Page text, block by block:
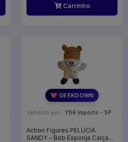
Carrinho
💖 GEEKDOWN
Vendido por: YBR Imports - SP
Action Figures PELÚCIA
SANDY - Bob Esponja Calça